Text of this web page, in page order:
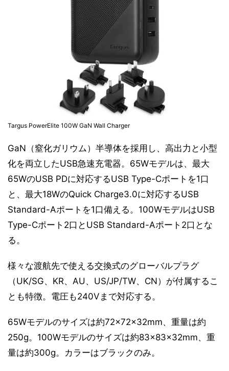
Targus PowerElite 100W GaN Wall Charger
GaN（窒化ガリウム）半導体を採用し、高出力と小型
化を両立したUSB急速充電器。65Wモデルは、最大
65WのUSB PDに対応するUSB Type-Cポートを1口
と、最大18WのQuick Charge3.0に対応するUSB
Standard-Aポートを1口備える。100WモデルはUSB
Type-Cポート2口とUSB Standard-Aポート2口とな
る。
様々な渡航先で使える交換式のグローバルプラグ
（UK/SG、KR、AU、US/JP/TW、CN）が付属するこ
とも特徴。電圧も240Vまで対応する。
65Wモデルのサイズは約72×72×32mm、重量は約
250g。100Wモデルのサイズは約83×83×32mm、重
量は約300g。カラーはブラックのみ。